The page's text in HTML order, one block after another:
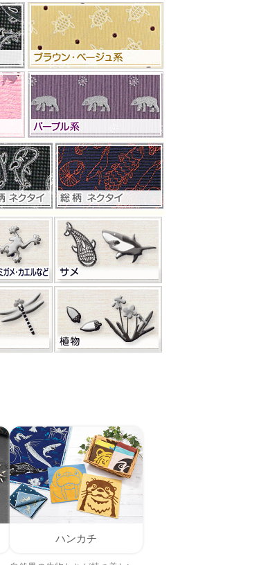
ハンカチ